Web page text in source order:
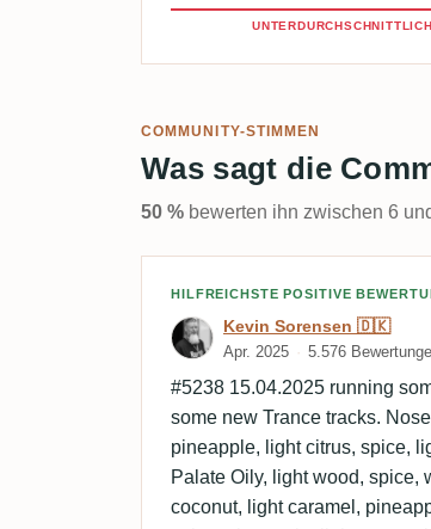
UNTERDURCHSCHNITTLICH
COMMUNITY-STIMMEN
Was sagt die
50 % bewerten ihn zwischen 6
Bewertung von
HILFREICHSTE POSITIVE
Kevin Sorensen 🇩🇰
Apr. 2025 5.576
#5238 15.04.2025 running
some new Trance tracks.
pineapple, light citrus, spice,
Palate Oily, light wood, spice,
coconut, light caramel,